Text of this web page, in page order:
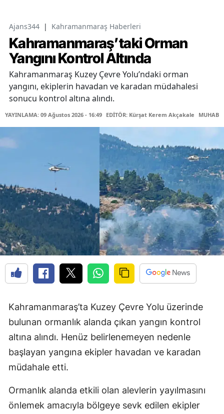
Ajans344 | Kahramanmaraş Haberleri
Kahramanmaraş’taki Orman
Yangını Kontrol Altında
Kahramanmaraş Kuzey Çevre Yolu’ndaki orman
yangını, ekiplerin havadan ve karadan müdahalesi
sonucu kontrol altına alındı.
YAYINLAMA: 09 Ağustos 2026 - 16:49 EDİTÖR: Kürşat Kerem Akçakale
Kahramanmaraş’ta Kuzey Çevre Yolu üzerinde
bulunan ormanlık alanda çıkan yangın kontrol
altına alındı. Henüz belirlenemeyen nedenle
başlayan yangına ekipler havadan ve karadan
müdahale etti.
Ormanlık alanda etkili olan alevlerin yayılmasını
önlemek amacıyla bölgeye sevk edilen ekipler